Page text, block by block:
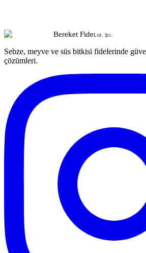
Bereket FideLtd. Şti.
Sebze, meyve ve süs bitkisi fidelerinde
çözümleri.